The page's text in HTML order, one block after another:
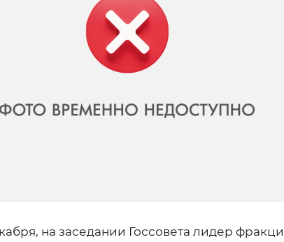
на заседании Госсовета лидер